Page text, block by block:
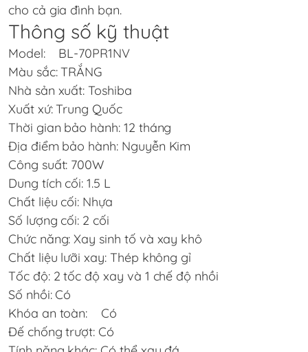
cho cả gia đình bạn.
Thông số kỹ thuật
Model: BL-70PR1NV
Màu sắc: TRẮNG
Nhà sản xuất: Toshiba
Xuất xứ: Trung Quốc
Thời gian bảo hành: 12 tháng
Địa điểm bảo hành: Nguyễn Kim
Công suất: 700W
Dung tích cối: 1.5 L
Chất liệu cối: Nhựa
Số lượng cối: 2 cối
Chức năng: Xay sinh tố và xay khô
Chất liệu lưỡi xay: Thép không gỉ
Tốc độ: 2 tốc độ xay và 1 chế độ nhồi
Số nhồi: Có
Khóa an toàn: Có
Đế chống trượt: Có